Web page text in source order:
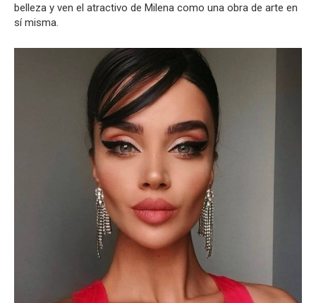
belleza y ven el atractivo de Milena como una obra de arte en
sí misma.